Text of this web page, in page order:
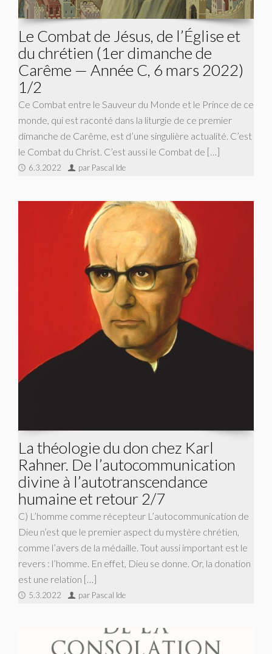
Le Combat de Jésus, de l’Église et
du chrétien (1er dimanche de
Carême — Année C, 6 mars 2022)
1/2
Ce Combat entre le Sauveur du Monde et le Prince de ce
monde, qui est raconté dans la liturgie de ce premier
dimanche de Carême, est d’une singulière actualité. C’est
le Combat du Christ. C’est aussi le Combat de […]
6.3.2022 par Pascal Ide
La théologie du don chez Karl
Rahner. De l’autocommunication
divine à l’autotranscendance
humaine et retour 2/7
C) L’homme comme récepteur L’autocommunication de
Dieu n’est que le premier aspect du mystère chrétien,
comme l’avers de la médaille. Tout aussi important est le
revers : l’homme. En effet, Dieu se donne. Or, la donation
est une relation […]
5.3.2022 par Pascal Ide